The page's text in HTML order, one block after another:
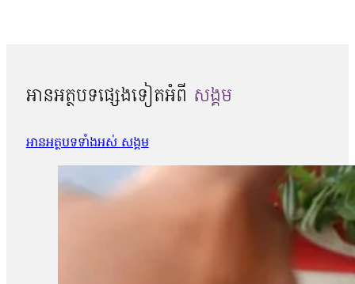
អានអត្ថបទផ្សេងទៀតអំពី សង្គម
អានអត្ថបទទាំងអស់ សង្គម